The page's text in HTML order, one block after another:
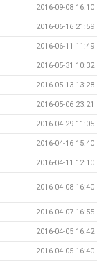
2016-09-08 16:10
2016-06-16 21:59
2016-06-11 11:49
2016-05-31 10:32
2016-05-13 13:28
2016-05-06 23:21
2016-04-29 11:05
2016-04-16 15:40
2016-04-11 12:10
2016-04-08 16:40
2016-04-07 16:55
2016-04-05 16:42
2016-04-05 16:40